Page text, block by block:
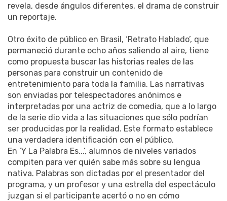
revela, desde ángulos diferentes, el drama de construir
un reportaje.
Otro éxito de público en Brasil, ‘Retrato Hablado’, que
permaneció durante ocho años saliendo al aire, tiene
como propuesta buscar las historias reales de las
personas para construir un contenido de
entretenimiento para toda la familia. Las narrativas
son enviadas por telespectadores anónimos e
interpretadas por una actriz de comedia, que a lo largo
de la serie dio vida a las situaciones que sólo podrían
ser producidas por la realidad. Este formato establece
una verdadera identificación con el público.
En ‘Y La Palabra Es...’, alumnos de niveles variados
compiten para ver quién sabe más sobre su lengua
nativa. Palabras son dictadas por el presentador del
programa, y un profesor y una estrella del espectáculo
juzgan si el participante acertó o no en cómo